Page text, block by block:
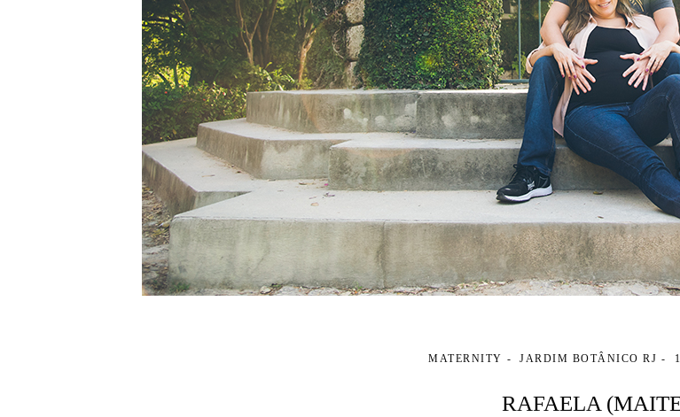
MATERNITY JARDIM BOTÂNICO RJ
RAFAELA